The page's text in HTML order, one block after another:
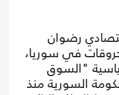
رضوان
في سوريا،
"السوق
السورية منذ